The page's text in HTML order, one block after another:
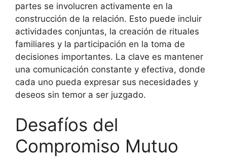
partes se involucren activamente en la
construcción de la relación. Esto puede incluir
actividades conjuntas, la creación de rituales
familiares y la participación en la toma de
decisiones importantes. La clave es mantener
una comunicación constante y efectiva, donde
cada uno pueda expresar sus necesidades y
deseos sin temor a ser juzgado.
Desafíos del
Compromiso Mutuo